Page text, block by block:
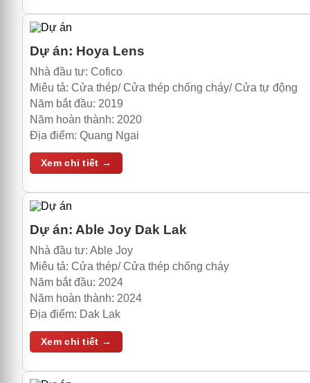
Dự án: Hoya Lens
Nhà đầu tư: Cofico
Miêu tả: Cửa thép/ Cửa thép chống cháy/ Cửa tự động
Năm bắt đầu: 2019
Năm hoàn thành: 2020
Địa điểm: Quang Ngai
Xem chi tiết →
Dự án: Able Joy Dak Lak
Nhà đầu tư: Able Joy
Miêu tả: Cửa thép/ Cửa thép chống cháy
Năm bắt đầu: 2024
Năm hoàn thành: 2024
Địa điểm: Dak Lak
Xem chi tiết →